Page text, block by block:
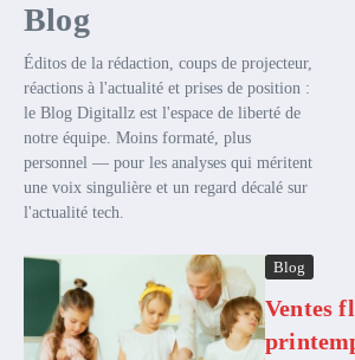
Blog
Éditos de la rédaction, coups de projecteur,
réactions à l'actualité et prises de position :
le Blog Digitallz est l'espace de liberté de
notre équipe. Moins formaté, plus
personnel — pour les analyses qui méritent
une voix singulière et un regard décalé sur
l'actualité tech.
Blog
Ventes